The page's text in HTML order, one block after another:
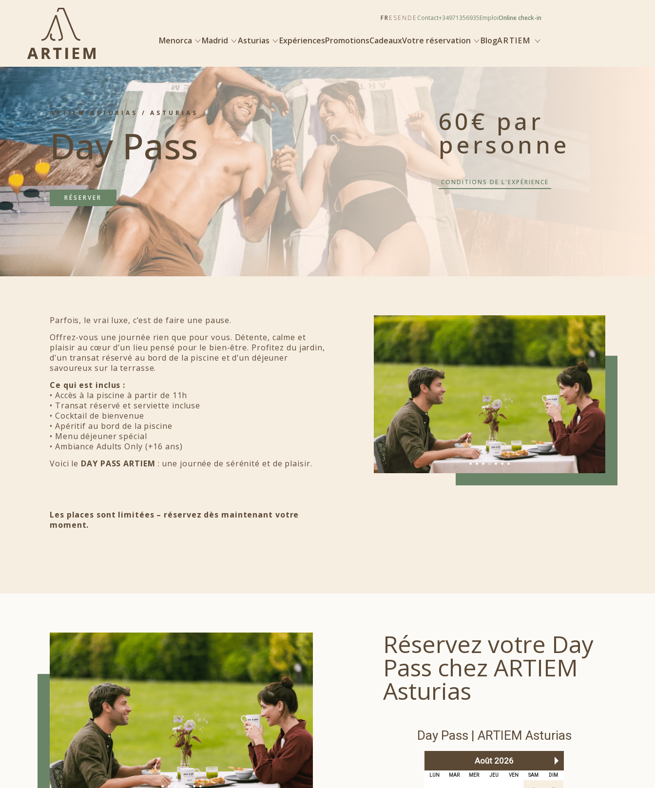
Menorca Madrid Asturias ExpériencesPromotionsCadeauxVotre réservation BlogARTIEM
Online check-in
Emploi
+34971356935
Contact
FRESEN DE
ARTIEM ASTURIAS / ASTURIAS
Day Pass
RÉSERVER
60€ par
personne
CONDITIONS DE L'EXPÉRIENCE
Parfois, le vrai luxe, c’est de faire une pause.
Offrez-vous une journée rien que pour vous. Détente, calme et
plaisir au cœur d’un lieu pensé pour le bien-être. Profitez du jardin,
d’un transat réservé au bord de la piscine et d’un déjeuner
savoureux sur la terrasse.
Ce qui est inclus :
• Accès à la piscine à partir de 11h
• Transat réservé et serviette incluse
• Cocktail de bienvenue
• Apéritif au bord de la piscine
• Menu déjeuner spécial
• Ambiance Adults Only (+16 ans)
Voici le DAY PASS ARTIEM : une journée de sérénité et de plaisir.
Les places sont limitées – réservez dès maintenant votre
moment.
Réservez votre Day
Pass chez ARTIEM
Asturias